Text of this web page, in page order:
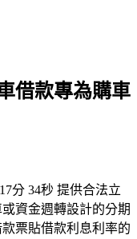
借款專為購車
分 34秒 提供合法立
資金週轉設計的分期
票貼借款利息利率的